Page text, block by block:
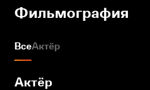
Фильмография
ВсеАктёр
Актёр